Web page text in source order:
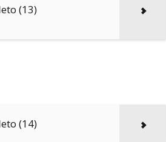
(13)
(14)